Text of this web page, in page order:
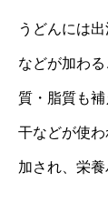
うどんには
などが加わ
質・脂質も
干などが使
加され、栄養